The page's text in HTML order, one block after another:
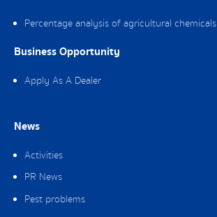
Percentage analysis of agricultural chemicals
Business Opportunity
Apply As A Dealer
News
Activities
PR News
Pest problems